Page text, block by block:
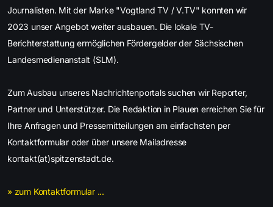
Journalisten. Mit der Marke "Vogtland TV / V.TV" konnten wir
2023 unser Angebot weiter ausbauen. Die lokale TV-
Berichterstattung ermöglichen Fördergelder der Sächsischen
Landesmedienanstalt (SLM).
Zum Ausbau unseres Nachrichtenportals suchen wir Reporter,
Partner und Unterstützer. Die Redaktion in Plauen erreichen Sie für
Ihre Anfragen und Pressemitteilungen am einfachsten per
Kontaktformular oder über unsere Mailadresse
kontakt(at)spitzenstadt.de.
» zum Kontaktformular ...